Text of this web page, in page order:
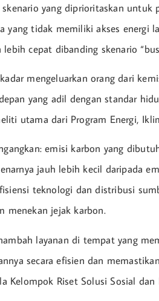
yang diprioritaskan untuk
yang tidak memiliki akses energi
cepat dibanding skenario
mengeluarkan orang dari
yang adil dengan standar
utama dari Program Energi,
emisi karbon yang
jauh lebih kecil daripada
teknologi dan distribusi
menekan jejak karbon.
layanan di tempat yang
secara efisien dan
Kelompok Riset Solusi Sosial